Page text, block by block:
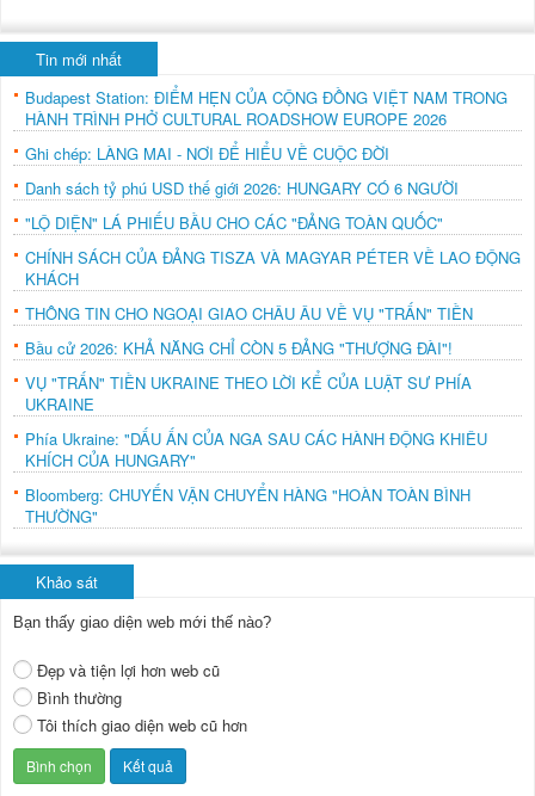
Tin mới nhất
Budapest Station: ĐIỂM HẸN CỦA CỘNG ĐỒNG VIỆT NAM TRONG
HÀNH TRÌNH PHỞ CULTURAL ROADSHOW EUROPE 2026
Ghi chép: LÀNG MAI - NƠI ĐỂ HIỂU VỀ CUỘC ĐỜI
Danh sách tỷ phú USD thế giới 2026: HUNGARY CÓ 6 NGƯỜI
"LỘ DIỆN" LÁ PHIẾU BẦU CHO CÁC "ĐẢNG TOÀN QUỐC"
CHÍNH SÁCH CỦA ĐẢNG TISZA VÀ MAGYAR PÉTER VỀ LAO ĐỘNG
KHÁCH
THÔNG TIN CHO NGOẠI GIAO CHÂU ÂU VỀ VỤ "TRẤN" TIỀN
Bầu cử 2026: KHẢ NĂNG CHỈ CÒN 5 ĐẢNG "THƯỢNG ĐÀI"!
VỤ "TRẤN" TIỀN UKRAINE THEO LỜI KỂ CỦA LUẬT SƯ PHÍA
UKRAINE
Phía Ukraine: "DẤU ẤN CỦA NGA SAU CÁC HÀNH ĐỘNG KHIÊU
KHÍCH CỦA HUNGARY"
Bloomberg: CHUYẾN VẬN CHUYỂN HÀNG "HOÀN TOÀN BÌNH
THƯỜNG"
Khảo sát
Bạn thấy giao diện web mới thế nào?
Đẹp và tiện lợi hơn web cũ
Bình thường
Tôi thích giao diện web cũ hơn